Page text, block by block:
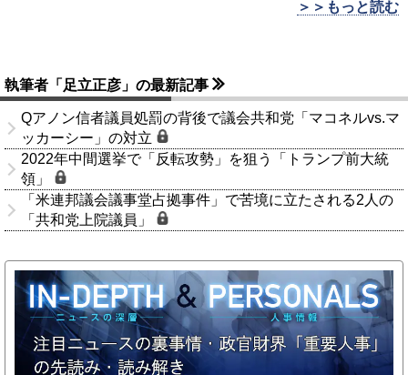
＞＞もっと読む
執筆者「足立正彦」の最新記事
Qアノン信者議員処罰の背後で議会共和党「マコネルvs.マ
ッカーシー」の対立
2022年中間選挙で「反転攻勢」を狙う「トランプ前大統
領」
「米連邦議会議事堂占拠事件」で苦境に立たされる2人の
「共和党上院議員」